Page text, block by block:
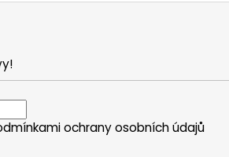
ochrany osobních údajů